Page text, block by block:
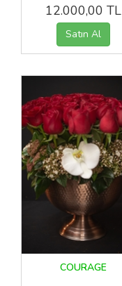
12.000,00 TL
COURAGE